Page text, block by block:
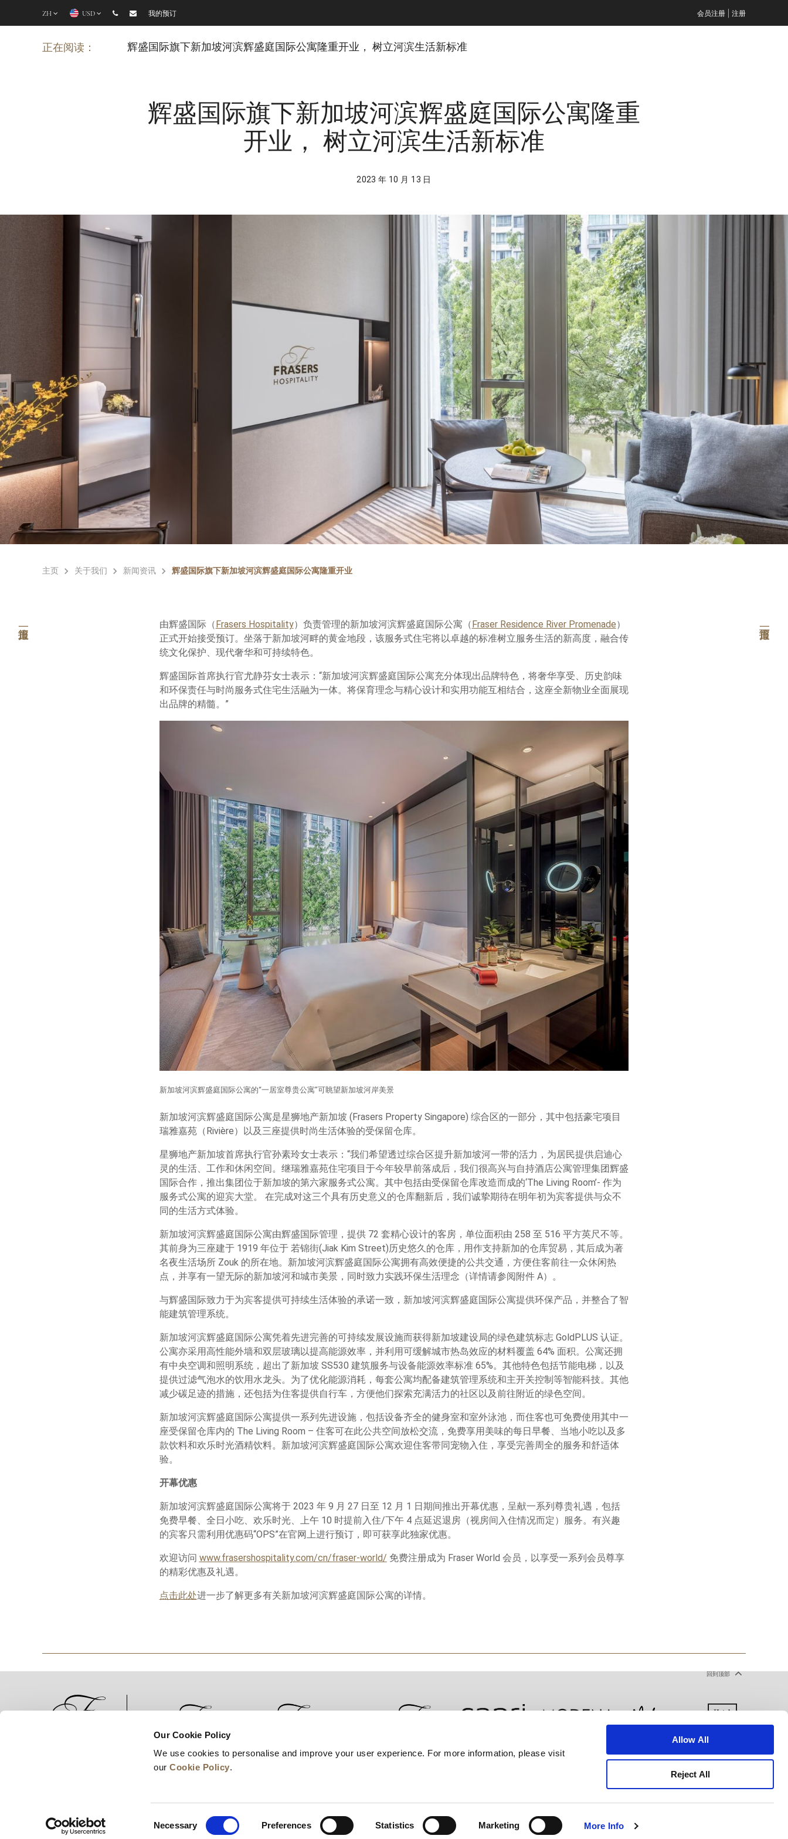
Our Cookie Policy
We use cookies to personalise and improve your user experience. For more information, please visit
ourCookie Policy.
Necessary Preferences Statistics Marketing More Info
Allow All
Reject All
ZH USD 我的预订 会员注册 注册
正在阅读： 辉盛国际旗下新加坡河滨辉盛庭国际公寓隆重开业， 树立河滨生活新标准
辉盛国际旗下新加坡河滨辉盛庭国际公寓隆重
开业， 树立河滨生活新标准
2023 年 10 月 13 日
主页 关于我们 新闻资讯 辉盛国际旗下新加坡河滨辉盛庭国际公寓隆重开业
由辉盛国际（Frasers Hospitality）负责管理的新加坡河滨辉盛庭国际公寓（Fraser Residence River Promenade）
正式开始接受预订。坐落于新加坡河畔的黄金地段，该服务式住宅将以卓越的标准树立服务生活的新高度，融合传
统文化保护、现代奢华和可持续特色。
辉盛国际首席执行官尤静芬女士表示：“新加坡河滨辉盛庭国际公寓充分体现出品牌特色，将奢华享受、历史韵味
和环保责任与时尚服务式住宅生活融为一体。将保育理念与精心设计和实用功能互相结合，这座全新物业全面展现
出品牌的精髓。”
新加坡河滨辉盛庭国际公寓的“一居室尊贵公寓”可眺望新加坡河岸美景
新加坡河滨辉盛庭国际公寓是星狮地产新加坡 (Frasers Property Singapore) 综合区的一部分，其中包括豪宅项目
瑞雅嘉苑（Rivière）以及三座提供时尚生活体验的受保留仓库。
星狮地产新加坡首席执行官孙素玲女士表示：“我们希望透过综合区提升新加坡河一带的活力，为居民提供启迪心
灵的生活、工作和休闲空间。继瑞雅嘉苑住宅项目于今年较早前落成后，我们很高兴与自持酒店公寓管理集团辉盛
国际合作，推出集团位于新加坡的第六家服务式公寓。其中包括由受保留仓库改造而成的‘The Living Room’- 作为
服务式公寓的迎宾大堂。 在完成对这三个具有历史意义的仓库翻新后，我们诚挚期待在明年初为宾客提供与众不
同的生活方式体验。
新加坡河滨辉盛庭国际公寓由辉盛国际管理，提供 72 套精心设计的客房，单位面积由 258 至 516 平方英尺不等。
其前身为三座建于 1919 年位于 若锦街(Jiak Kim Street)历史悠久的仓库，用作支持新加的仓库贸易，其后成为著
名夜生活场所 Zouk 的所在地。新加坡河滨辉盛庭国际公寓拥有高效便捷的公共交通，方便住客前往一众休闲热
点，并享有一望无际的新加坡河和城市美景，同时致力实践环保生活理念（详情请参阅附件 A）。
与辉盛国际致力于为宾客提供可持续生活体验的承诺一致，新加坡河滨辉盛庭国际公寓提供环保产品，并整合了智
能建筑管理系统。
新加坡河滨辉盛庭国际公寓凭着先进完善的可持续发展设施而获得新加坡建设局的绿色建筑标志 GoldPLUS 认证。
公寓亦采用高性能外墙和双层玻璃以提高能源效率，并利用可缓解城市热岛效应的材料覆盖 64% 面积。公寓还拥
有中央空调和照明系统，超出了新加坡 SS530 建筑服务与设备能源效率标准 65%。其他特色包括节能电梯，以及
提供过滤气泡水的饮用水龙头。为了优化能源消耗，每套公寓均配备建筑管理系统和主开关控制等智能科技。其他
减少碳足迹的措施，还包括为住客提供自行车，方便他们探索充满活力的社区以及前往附近的绿色空间。
新加坡河滨辉盛庭国际公寓提供一系列先进设施，包括设备齐全的健身室和室外泳池，而住客也可免费使用其中一
座受保留仓库内的 The Living Room – 住客可在此公共空间放松交流，免费享用美味的每日早餐、当地小吃以及多
款饮料和欢乐时光酒精饮料。新加坡河滨辉盛庭国际公寓欢迎住客带同宠物入住，享受完善周全的服务和舒适体
验。
开幕优惠
新加坡河滨辉盛庭国际公寓将于 2023 年 9 月 27 日至 12 月 1 日期间推出开幕优惠，呈献一系列尊贵礼遇，包括
免费早餐、全日小吃、欢乐时光、上午 10 时提前入住/下午 4 点延迟退房（视房间入住情况而定）服务。有兴趣
的宾客只需利用优惠码“OPS”在官网上进行预订，即可获享此独家优惠。
欢迎访问 www.frasershospitality.com/cn/fraser-world/ 免费注册成为 Fraser World 会员，以享受一系列会员尊享
的精彩优惠及礼遇。
点击此处进一步了解更多有关新加坡河滨辉盛庭国际公寓的详情。
回到顶部
业务拓展 工作机会
© 2026 Frasers Hospitality Pte Ltd. 隶属于 Frasers Property 集团。